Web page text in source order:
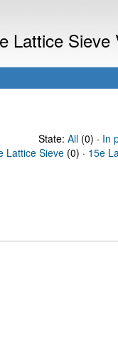
Lattice
State: All(0) · In
Lattice Sieve (0) · 15e